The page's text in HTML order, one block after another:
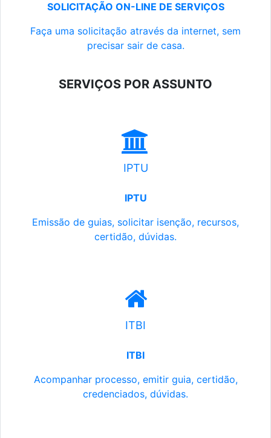
SOLICITAÇÃO ON-LINE DE SERVIÇOS
Faça uma solicitação através da internet, sem
precisar sair de casa.
SERVIÇOS POR ASSUNTO
IPTU
IPTU
Emissão de guias, solicitar isenção, recursos,
certidão, dúvidas.
ITBI
ITBI
Acompanhar processo, emitir guia, certidão,
credenciados, dúvidas.